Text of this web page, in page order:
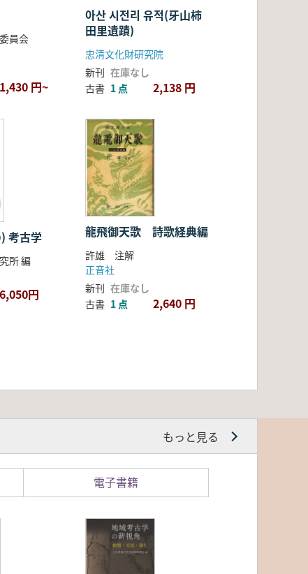
員会
1,430 円~
아산 시전리 유적(牙山柿
田里遺蹟)
忠清文化財研究院
新刊 在庫なし
古書 1 点 2,138 円
考古学
所 編
6,050円
龍飛御天歌 詩歌経典編
許雄 注解
正音社
新刊 在庫なし
古書 1 点 2,640 円
もっと見る
電子書籍